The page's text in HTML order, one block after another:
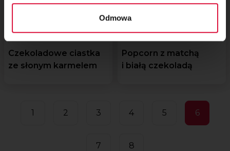
Odmowa
Czekoladowe ciastka
ze słonym karmelem
Popcorn z matchą
i białą czekoladą
1 2 3 4 5 6
7 8